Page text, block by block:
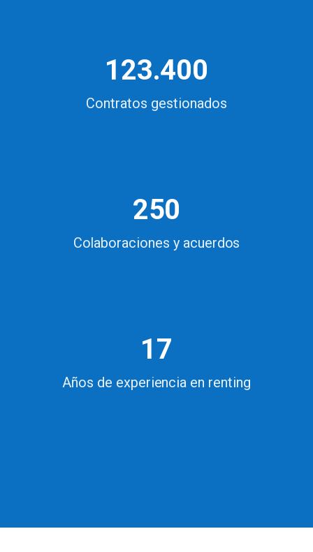
123.400
Contratos gestionados
250
Colaboraciones y acuerdos
17
Años de experiencia en renting